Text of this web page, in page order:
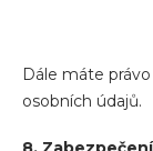
Dále máte
osobních údajů.